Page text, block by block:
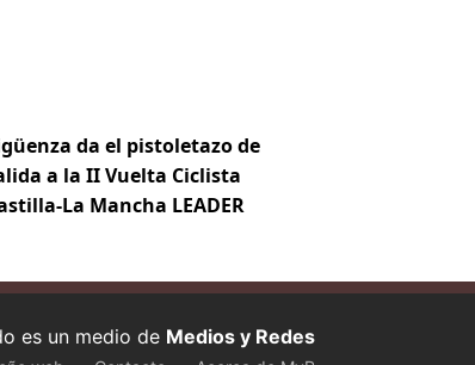
da el pistoletazo de
a la II Vuelta Ciclista
La Mancha LEADER
es un medio de Medios y Redes